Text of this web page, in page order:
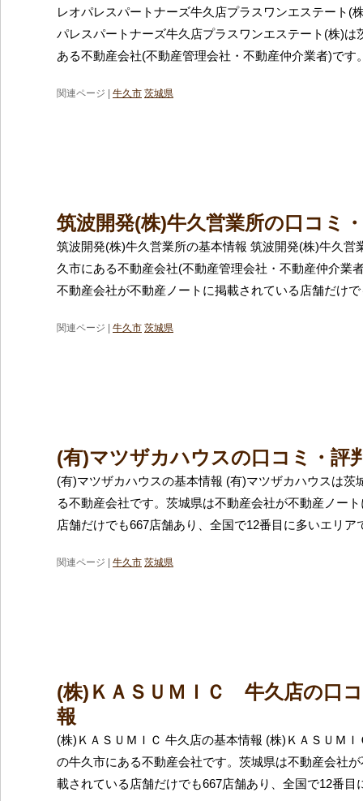
レオパレスパートナーズ牛久店プラスワンエステート(
パレスパートナーズ牛久店プラスワンエステート(株)は
ある不動産会社(不動産管理会社・不動産仲介業者)です
関連ページ | 牛久市 茨城県
筑波開発(株)牛久営業所の口コミ
筑波開発(株)牛久営業所の基本情報 筑波開発(株)牛久営
久市にある不動産会社(不動産管理会社・不動産仲介業
不動産会社が不動産ノートに掲載されている店舗だけで
関連ページ | 牛久市 茨城県
(有)マツザカハウスの口コミ・評
(有)マツザカハウスの基本情報 (有)マツザカハウスは茨
る不動産会社です。茨城県は不動産会社が不動産ノー
店舗だけでも667店舗あり、全国で12番目に多いエリア
関連ページ | 牛久市 茨城県
(株)ＫＡＳＵＭＩＣ 牛久店の口
報
(株)ＫＡＳＵＭＩＣ 牛久店の基本情報 (株)ＫＡＳＵＭ
の牛久市にある不動産会社です。茨城県は不動産会社
載されている店舗だけでも667店舗あり、全国で12番目